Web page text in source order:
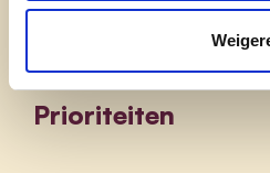
Extra
Prioriteiten